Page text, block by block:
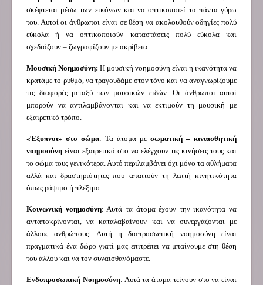
σκέφτεται μέσω των εικόνων και να οπτικοποιεί τα πάντα γύρω
του. Αυτοί οι άνθρωποι είναι σε θέση να ακολουθούν οδηγίες πολύ
εύκολα ή να οπτικοποιούν καταστάσεις πολύ εύκολα και
σχεδιάζουν – ζωγραφίζουν με ακρίβεια.
Μουσική Νοημοσύνη: Η μουσική νοημοσύνη είναι η ικανότητα να
κρατάμε το ρυθμό, να τραγουδάμε στον τόνο και να αναγνωρίζουμε
τις διαφορές μεταξύ των μουσικών ειδών. Οι άνθρωποι αυτοί
μπορούν να αντιλαμβάνονται και να εκτιμούν τη μουσική με
εξαιρετικό τρόπο.
«Έξυπνοι» στο σώμα: Τα άτομα με σωματική – κιναισθητική
νοημοσύνη είναι εξαιρετικά στο να ελέγχουν τις κινήσεις τους και
το σώμα τους γενικότερα. Αυτό περιλαμβάνει όχι μόνο τα αθλήματα
αλλά και δραστηριότητες που απαιτούν τη λεπτή κινητικότητα
όπως ράψιμο ή πλέξιμο.
Κοινωνική νοημοσύνη: Αυτά τα άτομα έχουν την ικανότητα να
ανταποκρίνονται, να καταλαβαίνουν και να συνεργάζονται με
άλλους ανθρώπους. Αυτή η διαπροσωπική νοημοσύνη είναι
πραγματικά ένα δώρο γιατί μας επιτρέπει να μπαίνουμε στη θέση
του άλλου και να τον συναισθανόμαστε.
Ενδοπροσωπική Νοημοσύνη: Αυτά τα άτομα τείνουν στο να είναι